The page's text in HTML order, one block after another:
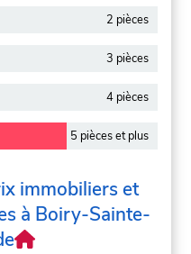
2 pièces
3 pièces
4 pièces
5 pièces et plus
immobiliers et
à Boiry-Sainte-